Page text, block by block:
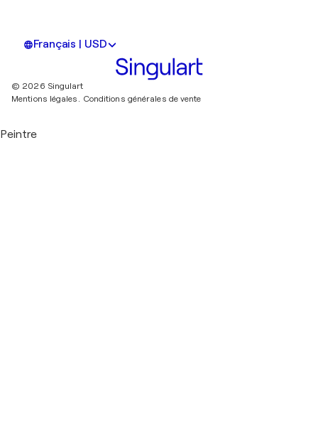
Français | USD
© 2026 Singulart
Mentions légales. Conditions générales de vente
Peintre